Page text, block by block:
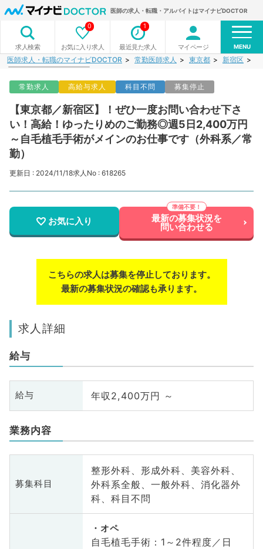
医師の求人・転職・アルバイトはマイナビDOCTOR
求人検索 お気に入り求人
0
最近見た求人
1
マイページ MENU
医師求人・転職のマイナビDOCTOR 常勤医師求人 東京都 新宿区
常勤求人 高給与求人 科目不問 募集停止
【東京都／新宿区】！ぜひ一度お問い合わせ下さ
い！高給！ゆったりめのご勤務◎週5日2,400万円
～自毛植毛手術がメインのお仕事です（外科系／常
勤）
更新日 : 2024/11/18求人No : 618265
お気に入り 最新の募集状況を
問い合わせる
こちらの求人は募集を停止しております。
最新の募集状況の確認も承ります。
求人詳細
給与
給与 年収2,400万円 ～
業務内容
募集科目
整形外科、形成外科、美容外科、
外科系全般、一般外科、消化器外
科、科目不問
オペ
自毛植毛手術：1～2件程度／日